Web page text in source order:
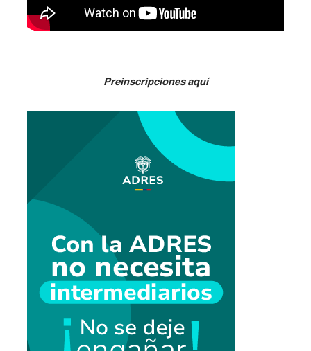
Preinscripciones aquí